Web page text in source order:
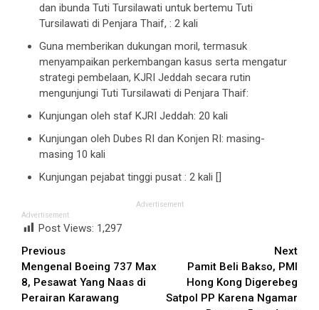
dan ibunda Tuti Tursilawati untuk bertemu Tuti
Tursilawati di Penjara Thaif, : 2 kali
Guna memberikan dukungan moril, termasuk
menyampaikan perkembangan kasus serta mengatur
strategi pembelaan, KJRI Jeddah secara rutin
mengunjungi Tuti Tursilawati di Penjara Thaif:
Kunjungan oleh staf KJRI Jeddah: 20 kali
Kunjungan oleh Dubes RI dan Konjen RI: masing-
masing 10 kali
Kunjungan pejabat tinggi pusat : 2 kali []
Advertisement
Advertisement
Post Views: 1,297
Continue
Reading
Previous
Mengenal Boeing 737 Max
8, Pesawat Yang Naas di
Perairan Karawang
Next
Pamit Beli Bakso, PMI
Hong Kong Digerebeg
Satpol PP Karena Ngamar